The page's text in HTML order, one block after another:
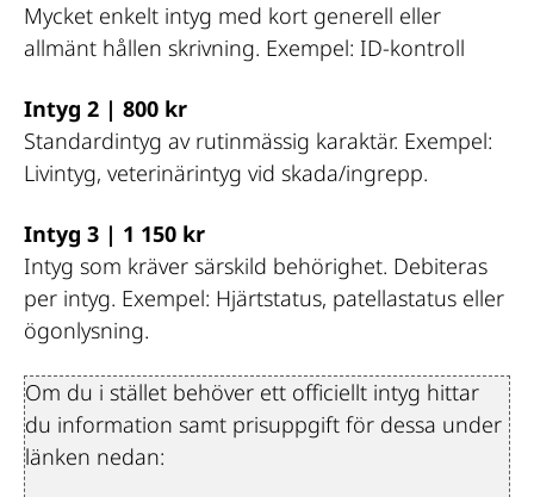
Mycket enkelt intyg med kort generell eller
allmänt hållen skrivning. Exempel: ID-kontroll
Intyg 2 | 800 kr
Standardintyg av rutinmässig karaktär. Exempel:
Livintyg, veterinärintyg vid skada/ingrepp.
Intyg 3 | 1 150 kr
Intyg som kräver särskild behörighet. Debiteras
per intyg. Exempel: Hjärtstatus, patellastatus eller
ögonlysning.
Om du i stället behöver ett officiellt intyg hittar
du information samt prisuppgift för dessa under
länken nedan: